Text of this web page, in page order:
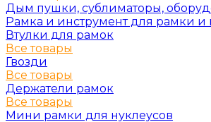
Дым пушки, сублиматоры,
Рамка и инструмент для рамки
Втулки для рамок
Все товары
Гвозди
Все товары
Держатели рамок
Все товары
Мини рамки для нуклеусов